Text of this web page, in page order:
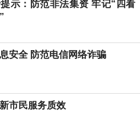
示：防范非法集资 牢记“四看
安全 防范电信网络诈骗
市民服务质效